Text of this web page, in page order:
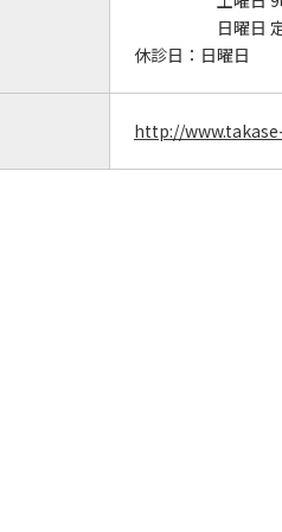
日曜日
休診日： 日曜日
http://